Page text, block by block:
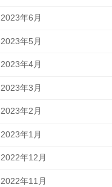
2023年6月
2023年5月
2023年4月
2023年3月
2023年2月
2023年1月
2022年12月
2022年11月